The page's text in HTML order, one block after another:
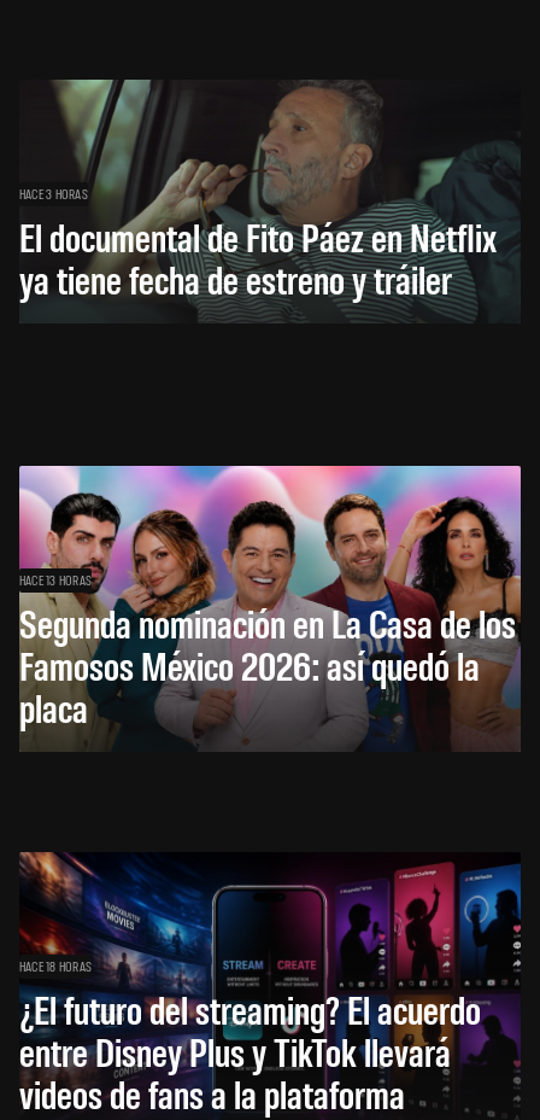
HACE 3 HORAS
El documental de Fito Páez en Netflix
ya tiene fecha de estreno y tráiler
HACE 13 HORAS
Segunda nominación en La Casa de los
Famosos México 2026: así quedó la
placa
HACE 18 HORAS
¿El futuro del streaming? El acuerdo
entre Disney Plus y TikTok llevará
videos de fans a la plataforma